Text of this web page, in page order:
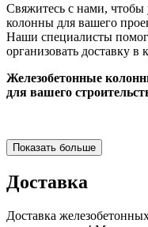
Свяжитесь с нами, чтобы
колонны для вашего
Наши специалисты
организовать доставку в
Железобетонные
для вашего
Показать больше
Доставка
Доставка